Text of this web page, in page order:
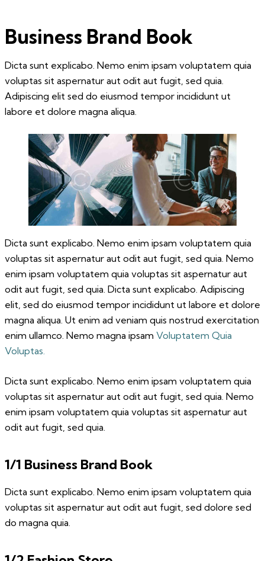
Business Brand Book
Dicta sunt explicabo. Nemo enim ipsam voluptatem quia
voluptas sit aspernatur aut odit aut fugit, sed quia.
Adipiscing elit sed do eiusmod tempor incididunt ut
labore et dolore magna aliqua.
Dicta sunt explicabo. Nemo enim ipsam voluptatem quia
voluptas sit aspernatur aut odit aut fugit, sed quia. Nemo
enim ipsam voluptatem quia voluptas sit aspernatur aut
odit aut fugit, sed quia. Dicta sunt explicabo. Adipiscing
elit, sed do eiusmod tempor incididunt ut labore et dolore
magna aliqua. Ut enim ad veniam quis nostrud exercitation
enim ullamco. Nemo magna ipsam Voluptatem Quia
Voluptas.
Dicta sunt explicabo. Nemo enim ipsam voluptatem quia
voluptas sit aspernatur aut odit aut fugit, sed quia. Nemo
enim ipsam voluptatem quia voluptas sit aspernatur aut
odit aut fugit, sed quia.
1/1 Business Brand Book
Dicta sunt explicabo. Nemo enim ipsam voluptatem quia
voluptas sit aspernatur aut odit aut fugit, sed dolore sed
do magna quia.